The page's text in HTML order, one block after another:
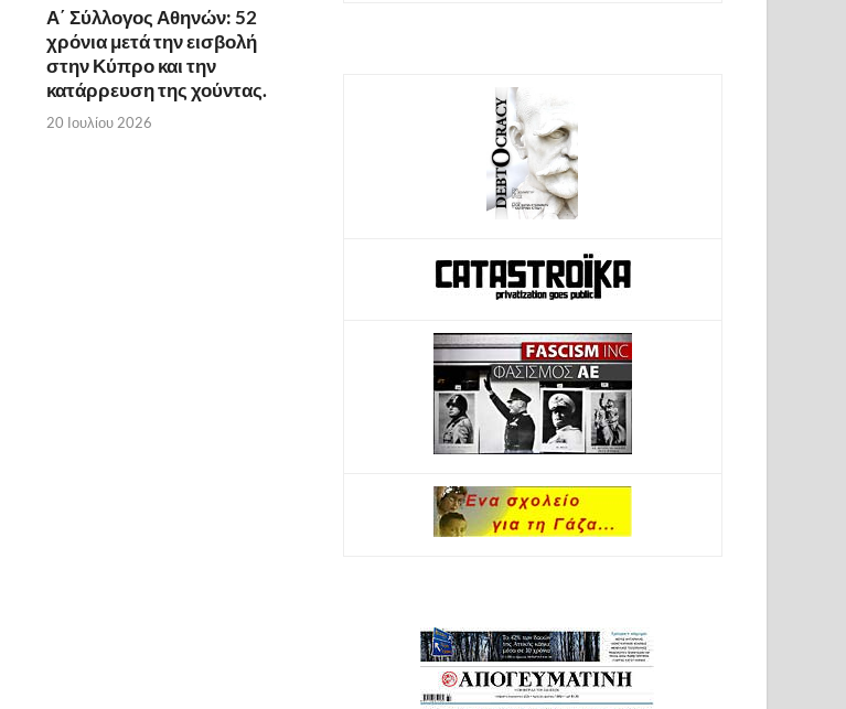
Α΄ Σύλλογος Αθηνών: 52
χρόνια μετά την εισβολή
στην Κύπρο και την
κατάρρευση της χούντας.
20 Ιουλίου 2026